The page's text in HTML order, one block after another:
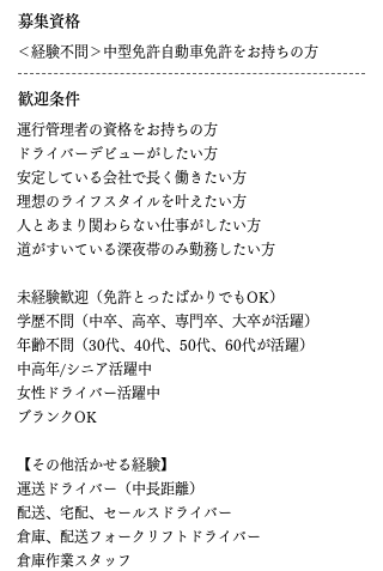
募集資格
＜経験不問＞中型免許自動車免許をお持ちの方
歓迎条件
運行管理者の資格をお持ちの方
ドライバーデビューがしたい方
安定している会社で長く働きたい方
理想のライフスタイルを叶えたい方
人とあまり関わらない仕事がしたい方
道がすいている深夜帯のみ勤務したい方
未経験歓迎（免許とったばかりでもOK）
学歴不問（中卒、高卒、専門卒、大卒が活躍）
年齢不問（30代、40代、50代、60代が活躍）
中高年/シニア活躍中
女性ドライバー活躍中
ブランクOK
【その他活かせる経験】
運送ドライバー（中長距離）
配送、宅配、セールスドライバー
倉庫、配送フォークリフトドライバー
倉庫作業スタッフ